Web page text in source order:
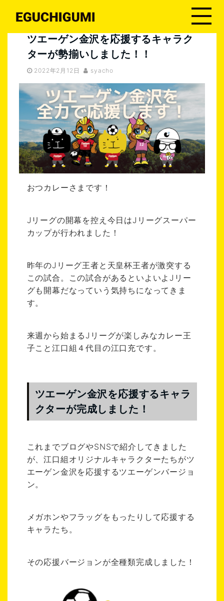
ツエーゲン金沢 ツエーゲン金沢を応援するキャラクターが勢揃いしました！！
ツエーゲン金沢を応援するキャラク
ターが勢揃いしました！！
2022年2月12日 syacho
おつカレーさまです！
Jリーグの開幕を控え今日はJリーグスーパー
カップが行われました！
昨年のJリーグ王者と天皇杯王者が激突する
この試合。この試合があるといよいよJリー
グも開幕だなっていう気持ちになってきま
す。
来週から始まるJリーグが楽しみなカレー王
子こと江口組４代目の江口充です。
ツエーゲン金沢を応援するキャラ
クターが完成しました！
これまでブログやSNSで紹介してきました
が、江口組オリジナルキャラクターたちがツ
エーゲン金沢を応援するツエーゲンバージョ
ン。
メガホンやフラッグをもったりして応援する
キャラたち。
その応援バージョンが全種類完成しました！